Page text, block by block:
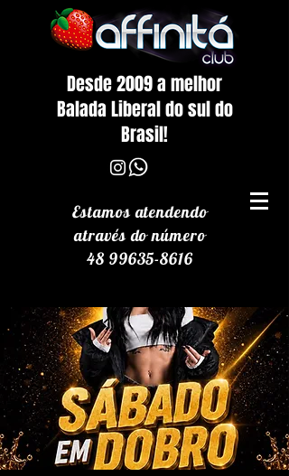
Desde 2009 a melhor
Balada Liberal do sul do
Brasil!
Estamos atendendo
atravésdo número
48 99635-8616